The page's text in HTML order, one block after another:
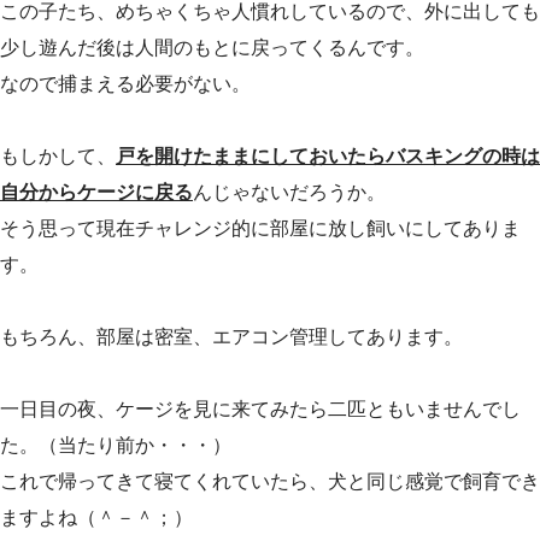
この子たち、めちゃくちゃ人慣れしているので、外に出しても
少し遊んだ後は人間のもとに戻ってくるんです。
なので捕まえる必要がない。
もしかして、
戸を開けたままにしておいたらバスキングの時は
自分からケージに戻るんじゃないだろうか。
そう思って現在チャレンジ的に部屋に放し飼いにしてありま
す。
もちろん、部屋は密室、エアコン管理してあります。
一日目の夜、ケージを見に来てみたら二匹ともいませんでし
た。（当たり前か・・・）
これで帰ってきて寝てくれていたら、犬と同じ感覚で飼育でき
ますよね（＾－＾；）